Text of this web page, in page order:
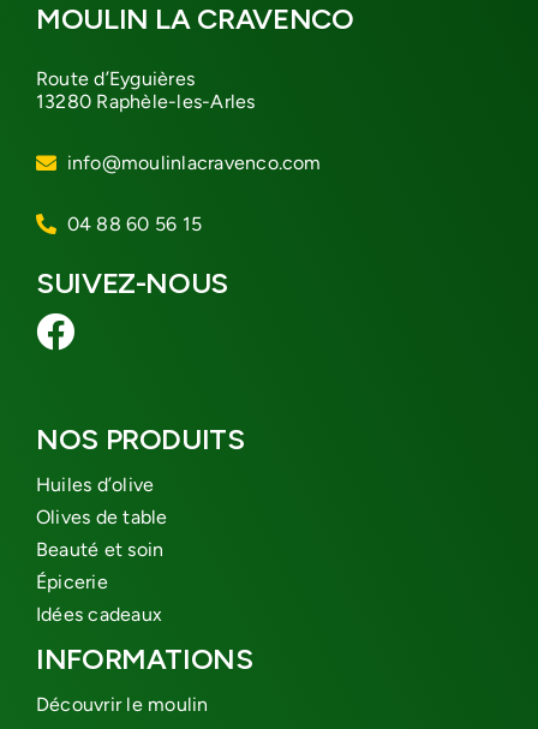
MOULIN LA CRAVENCO
Route d’Eyguières
13280 Raphèle-les-Arles
info@moulinlacravenco.com
04 88 60 56 15
SUIVEZ-NOUS
NOS PRODUITS
Huiles d’olive
Olives de table
Beauté et soin
Épicerie
Idées cadeaux
INFORMATIONS
Découvrir le moulin